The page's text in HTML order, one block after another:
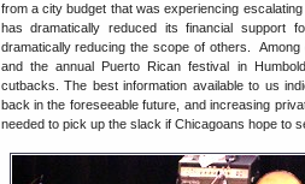
from a city budget that was experiencing
has dramatically reduced its financial support
dramatically reducing the scope of others. Among
and the annual Puerto Rican festival in
cutbacks. The best information available to us
back in the foreseeable future, and increasing
needed to pick up the slack if Chicagoans hope to